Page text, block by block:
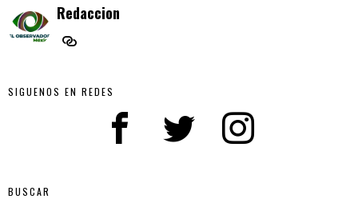
Redaccion
SIGUENOS EN REDES
BUSCAR